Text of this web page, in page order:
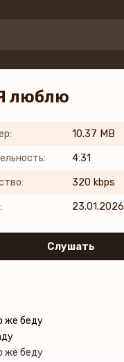
люблю
10.37 MB
4:31
320 kbps
23.01.2026
Слушать
же беду
же беду